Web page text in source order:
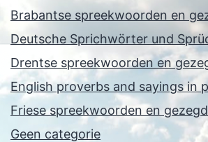
Brabantse spreekwoorden en
Deutsche Sprichwörter und
Drentse spreekwoorden en
English proverbs and sayings in
Friese spreekwoorden en
Geen categorie